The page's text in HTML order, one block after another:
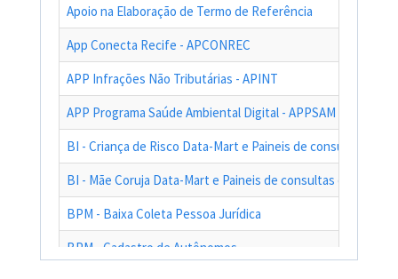
Apoio na Elaboração de Termo de Referência
App Conecta Recife - APCONREC
APP Infrações Não Tributárias - APINT
APP Programa Saúde Ambiental Digital - APPSAM
BI - Criança de Risco Data-Mart e Paineis de consultas das
BI - Mãe Coruja Data-Mart e Paineis de consultas das
BPM - Baixa Coleta Pessoa Jurídica
BPM - Cadastro de Autônomos